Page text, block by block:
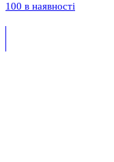
100 в наявності